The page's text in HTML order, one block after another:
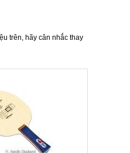
trên, hãy cân nhắc thay